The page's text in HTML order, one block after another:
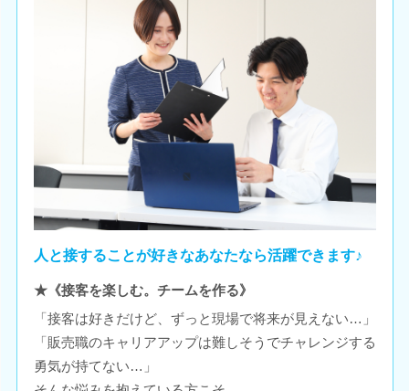
人と接することが好きなあなたなら活躍できます♪
★《接客を楽しむ。チームを作る》
「接客は好きだけど、ずっと現場で将来が見えない…」
「販売職のキャリアアップは難しそうでチャレンジする
勇気が持てない…」